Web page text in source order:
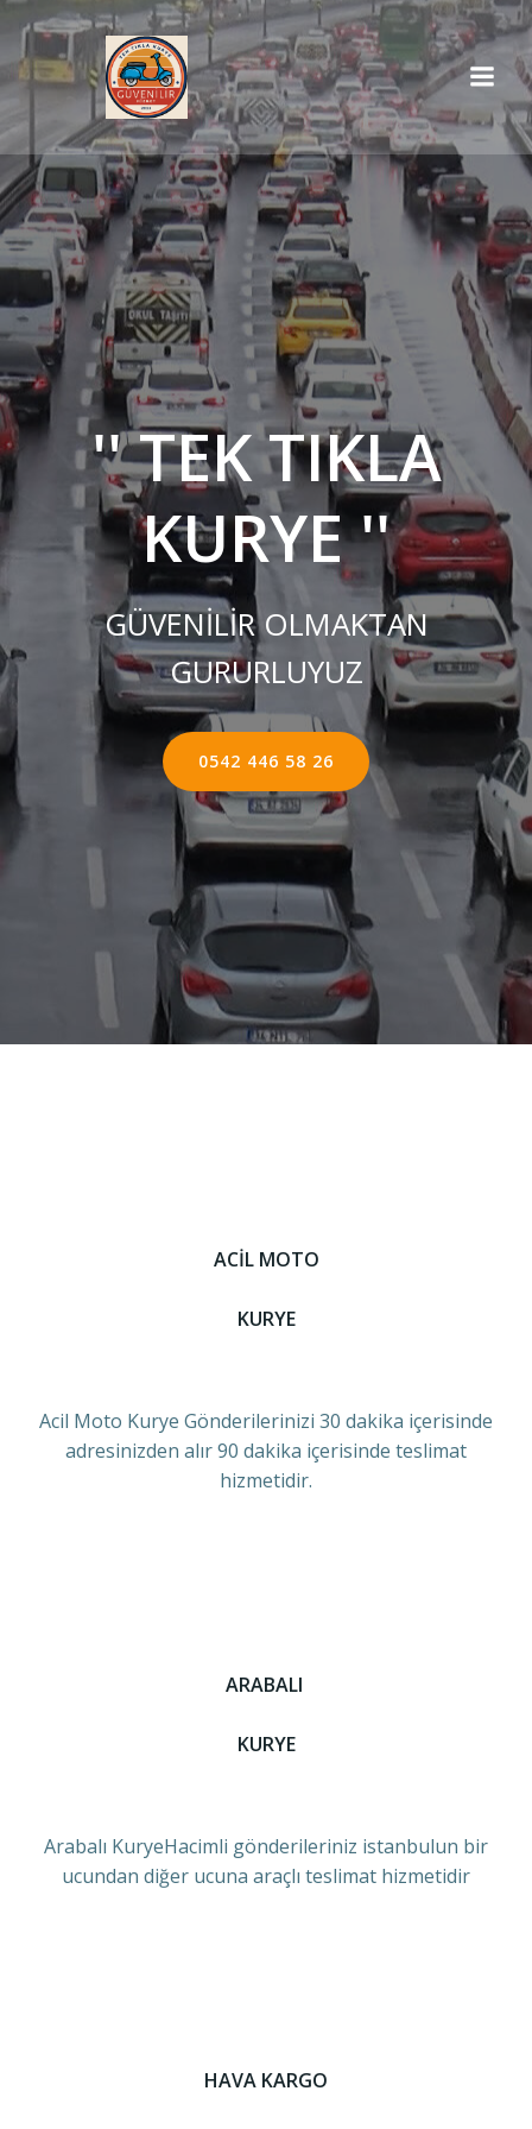
İçeriğe
geç
'' TEK TIKLA
KURYE ''
GÜVENİLİR OLMAKTAN
GURURLUYUZ
0542 446 58 26
ACİL MOTO
KURYE
Acil Moto Kurye Gönderilerinizi 30 dakika içerisinde
adresinizden alır 90 dakika içerisinde teslimat
hizmetidir.
ARABALI
KURYE
Arabalı KuryeHacimli gönderileriniz istanbulun bir
ucundan diğer ucuna araçlı teslimat hizmetidir
HAVA KARGO